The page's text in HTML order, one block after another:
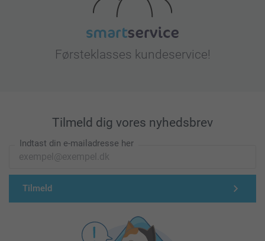
Førsteklasses kundeservice!
Tilmeld dig vores nyhedsbrev
Indtast din e-mailadresse her
Tilmeld